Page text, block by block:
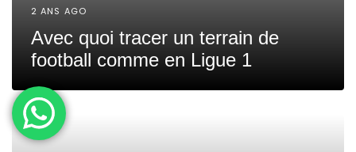
2 ANS AGO
Avec quoi tracer un terrain de
football comme en Ligue 1